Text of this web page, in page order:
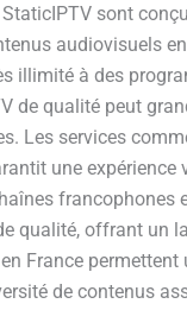
sont
audiovisuels
illimité à des
de qualité peut
Les services
une expérience
francophones
qualité, offrant un
France
de contenus